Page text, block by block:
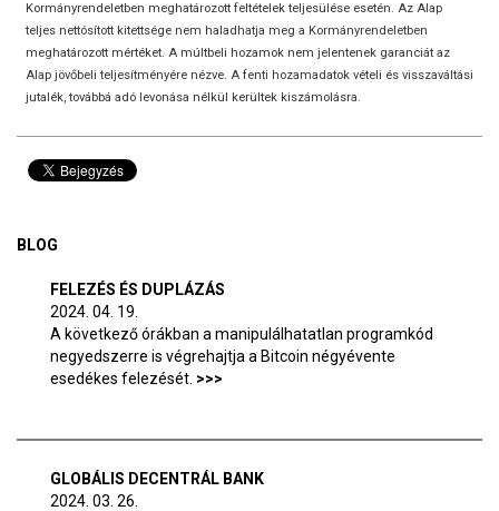
Kormányrendeletben meghatározott feltételek teljesülése esetén. Az Alap
teljes nettósított kitettsége nem haladhatja meg a Kormányrendeletben
meghatározott mértéket. A múltbeli hozamok nem jelentenek garanciát az
Alap jövőbeli teljesítményére nézve. A fenti hozamadatok vételi és visszaváltási
jutalék, továbbá adó levonása nélkül kerültek kiszámolásra.
BLOG
FELEZÉS ÉS DUPLÁZÁS
2024. 04. 19.
A következő órákban a manipulálhatatlan programkód
negyedszerre is végrehajtja a Bitcoin négyévente
esedékes felezését.
GLOBÁLIS DECENTRÁL BANK
2024. 03. 26.